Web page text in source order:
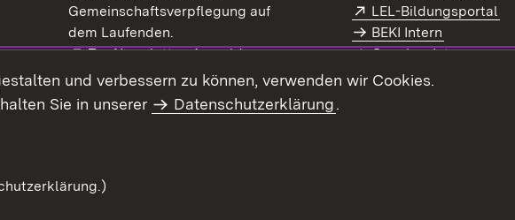
Fenster)
(Öffnet in neuem Fenster)
Fenster)
Gemeinschaftsverpflegung auf
dem Laufenden.
Extern:
Zur Newsletter-Anmeldung(Öffnet in neuem Fenster)
Newsletter-Archiv
Extern:
LEL-Bildungsportal
BEKI Intern
Coaches Intern
Intranet
und verbessern zu können, verwenden wir Cookies.
Sie in unserer
Datenschutzerklärung.